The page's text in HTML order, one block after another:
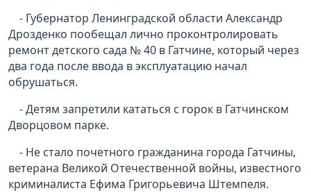
- Губернатор Ленинградской области Александр
Дрозденко пообещал лично проконтролировать
ремонт детского сада № 40 в Гатчине, который через
два года после ввода в эксплуатацию начал
обрушаться.
- Детям запретили кататься с горок в Гатчинском
Дворцовом парке.
- Не стало почетного гражданина города Гатчины,
ветерана Великой Отечественной войны, известного
криминалиста Ефима Григорьевича Штемпеля.